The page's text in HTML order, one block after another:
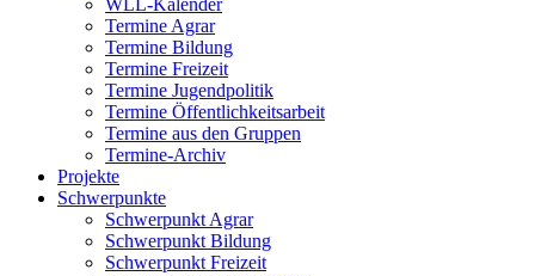
WLL-Kalender
Termine Agrar
Termine Bildung
Termine Freizeit
Termine Jugendpolitik
Termine Öffentlichkeitsarbeit
Termine aus den Gruppen
Termine-Archiv
Projekte
Schwerpunkte
Schwerpunkt Agrar
Schwerpunkt Bildung
Schwerpunkt Freizeit